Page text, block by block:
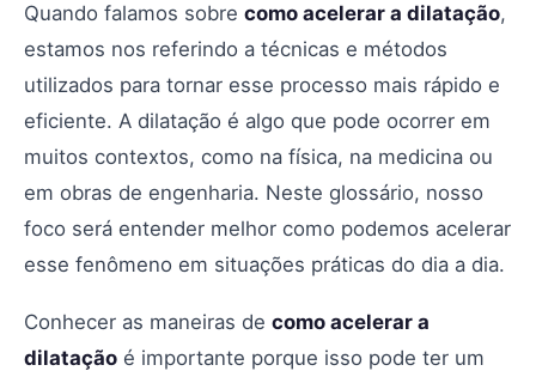
Quando falamos sobre como acelerar a dilatação,
estamos nos referindo a técnicas e métodos
utilizados para tornar esse processo mais rápido e
eficiente. A dilatação é algo que pode ocorrer em
muitos contextos, como na física, na medicina ou
em obras de engenharia. Neste glossário, nosso
foco será entender melhor como podemos acelerar
esse fenômeno em situações práticas do dia a dia.
Conhecer as maneiras de como acelerar a
dilatação é importante porque isso pode ter um